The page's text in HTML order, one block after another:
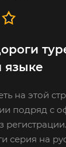
языке
на этой
подряд с
серия на